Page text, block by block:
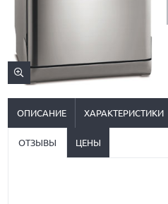
ОПИСАНИЕ ХАРАКТЕРИСТИКИ
ОТЗЫВЫ ЦЕНЫ